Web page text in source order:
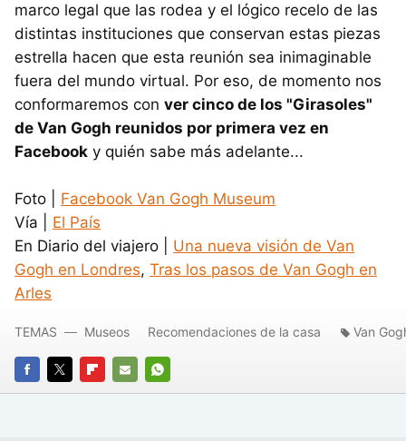
marco legal que las rodea y el lógico recelo de las
distintas instituciones que conservan estas piezas
estrella hacen que esta reunión sea inimaginable
fuera del mundo virtual. Por eso, de momento nos
conformaremos con ver cinco de los "Girasoles"
de Van Gogh reunidos por primera vez en
Facebook y quién sabe más adelante...
Foto | Facebook Van Gogh Museum
Vía | El País
En Diario del viajero | Una nueva visión de Van
Gogh en Londres, Tras los pasos de Van Gogh en
Arles
FACEBOOK
TWITTERFLIPBOARD
E-
WHATSAPP
TEMAS Museos Recomendaciones de la casa Van